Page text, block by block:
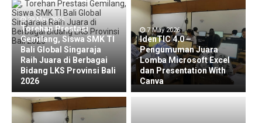
29 May 2026
Torehan Prestasi
Gemilang, Siswa SMK TI
Bali Global Singaraja
Raih Juara di Berbagai
Bidang LKS Provinsi Bali
2026
7 May 2026
IdenTIC 4.0 –
Pengumuman Juara
Lomba Microsoft Excel
dan Presentation With
Canva